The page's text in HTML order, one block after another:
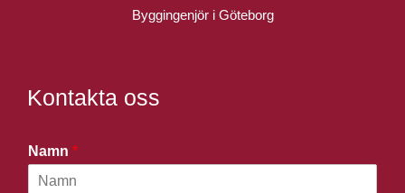
Byggingenjör i Göteborg
Kontakta oss
Namn *